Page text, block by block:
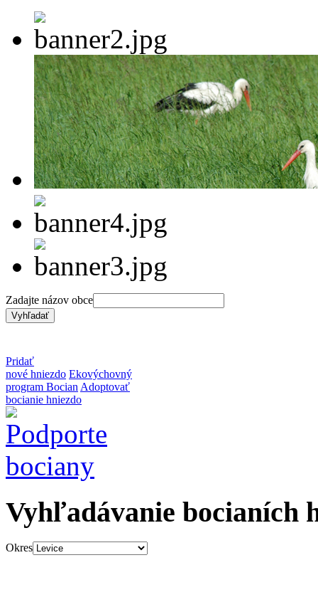
Zadajte názov obce
Pridať
nové hniezdo Ekovýchovný
program Bocian Adoptovať
bocianie hniezdo
Vyhľadávanie bocianích
Okres